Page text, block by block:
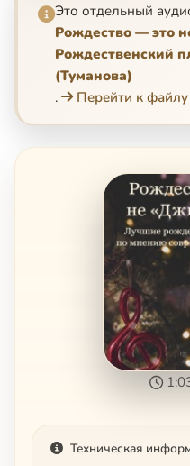
Это отдельный
Рождество — это
Рождественский
(Туманова)
.
Перейти к
Техническая